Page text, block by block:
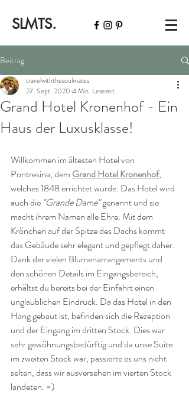
SLMTS.
Beitrag
Grand Hotel Kronenhof - Ein
Haus der Luxusklasse!
travelwiththesoulmates
27. Sept. 2020 4 Min. Lesezeit
Willkommen im ältesten Hotel von
Pontresina, dem Grand Hotel Kronenhof,
welches 1848 errichtet wurde. Das Hotel wird
auch die "Grande Dame" genannt und sie
macht ihrem Namen alle Ehre. Mit dem
Krönchen auf der Spitze des Dachs kommt
das Gebäude sehr elegant und gepflegt daher.
Dank der vielen Blumenarrangements und
den schönen Details im Eingangsbereich,
erhältst du bereits bei der Einfahrt einen
unglaublichen Eindruck. Da das Hotel in den
Hang gebaut ist, befinden sich die Rezeption
und der Eingang im dritten Stock. Dies war
sehr gewöhnungsbedürftig und da unse Suite
im zweiten Stock war, passierte es uns nicht
selten, dass wir ausversehen im vierten Stock
landeten. =)